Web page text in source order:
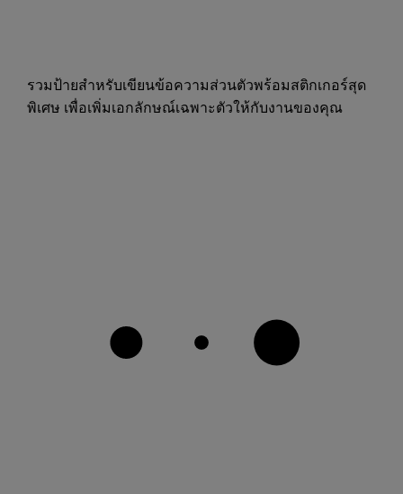
รวมป้ายสำหรับเขียนข้อความส่วนตัวพร้อมสติกเกอร์สุด
พิเศษ เพื่อเพิ่มเอกลักษณ์เฉพาะตัวให้กับงานของคุณ